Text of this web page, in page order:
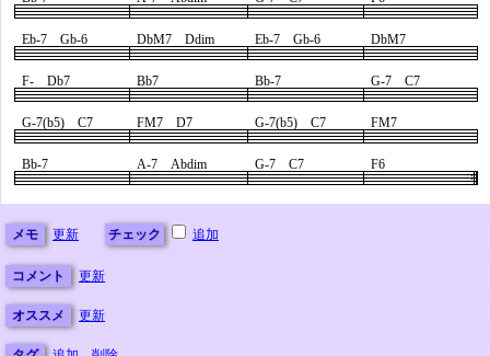
Eb-7 Gb-6 DbM7 Ddim Eb-7 Gb-6 DbM7
F- Db7 Bb7 Bb-7 G-7 C7
G-7(b5) C7 FM7 D7 G-7(b5) C7 FM7
Bb-7 A-7 Abdim G-7 C7 F6
メモ 更新 チェック 追加
コメント 更新
オススメ 更新